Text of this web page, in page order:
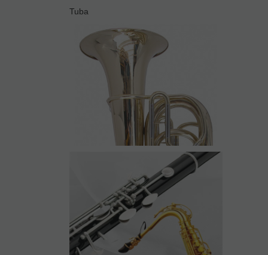
Tuba